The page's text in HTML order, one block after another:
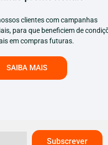
clientes com campanhas
para que beneficiem de
em compras futuras.
SAIBA MAIS
Subscrever